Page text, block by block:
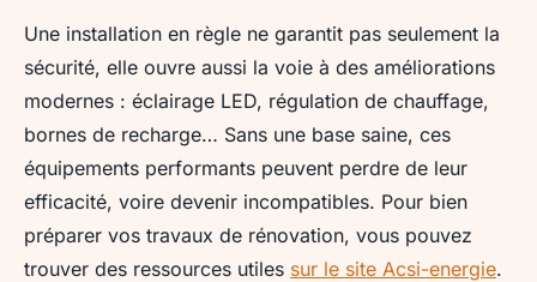
Une installation en règle ne garantit pas seulement la
sécurité, elle ouvre aussi la voie à des améliorations
modernes : éclairage LED, régulation de chauffage,
bornes de recharge… Sans une base saine, ces
équipements performants peuvent perdre de leur
efficacité, voire devenir incompatibles. Pour bien
préparer vos travaux de rénovation, vous pouvez
trouver des ressources utiles sur le site Acsi-energie.